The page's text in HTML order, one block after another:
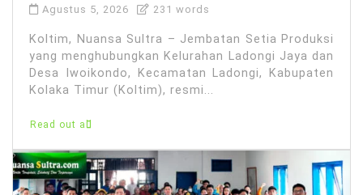
Agustus 5, 2026 231 words
Koltim, Nuansa Sultra – Jembatan Setia Produksi
yang menghubungkan Kelurahan Ladongi Jaya dan
Desa Iwoikondo, Kecamatan Ladongi, Kabupaten
Kolaka Timur (Koltim), resmi...
Read out all